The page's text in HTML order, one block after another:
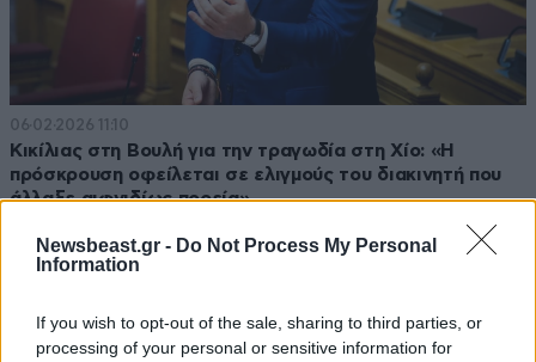
Newsbeast.gr - Do Not Process My Personal
Information
If you wish to opt-out of the sale, sharing to third parties, or
processing of your personal or sensitive information for
06·02·2026 11:10
Κικίλιας στη Βουλή για την τραγωδία στη Χίο: «Η
πρόσκρουση οφείλεται σε ελιγμούς του διακινητή που
άλλαξε αιφνιδίως πορεία»